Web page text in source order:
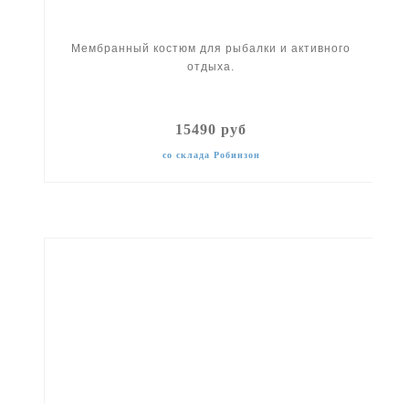
Мембранный костюм для рыбалки и активного
отдыха.
15490 руб
со склада Робинзон